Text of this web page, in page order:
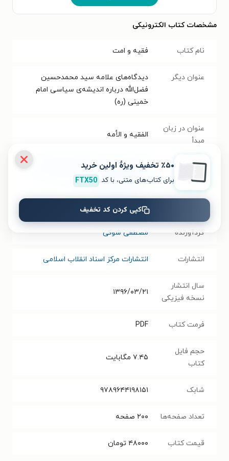
مشخصات کتاب الکترونیکی
نام کتاب فقیه و امت
عنوان دیگر
دیدگاه‌های علامه سید محمدحسین
فضل‌الله درباره‌ اندیشه‌ی سیاسی امام
خمینی (ره)
عنوان در زبان
مبدأ
الفقیه و الأمه
موضوع علوم سیاسی و روابط بین‌الملل
اسلام،کلام و عقاید
موسی الرضا بخشی استاد
گردآورنده مصطفی شوکی
انتشارات انتشارات مرکز اسناد انقلاب اسلامی
سال انتشار
نسخه فیزیکی
۱۳۹۶/۰۳/۲۱
فرمت کتاب PDF
حجم فایل
کتاب
۷.۴۵ مگابایت
شابک ۹۷۸۹۶۴۴۱۹۸۱۵۱
تعداد صفحه‌ها ۲۰۰ صفحه
قیمت کتاب ۴۸۰۰۰ تومان
٪۵۰ تخفیف ویژۀ اولین خرید
برای کتاب‌های متنی، با کد FTX50
کپی کردن کد تخفیف